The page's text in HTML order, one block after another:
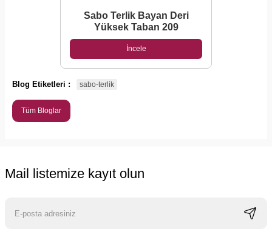
Sabo Terlik Bayan Deri
Yüksek Taban 209
İncele
Blog Etiketleri : sabo-terlik
Tüm Bloglar
Mail listemize kayıt olun